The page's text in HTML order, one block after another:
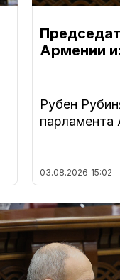
Армении
Рубен
парламента
03.08.2026 15:02